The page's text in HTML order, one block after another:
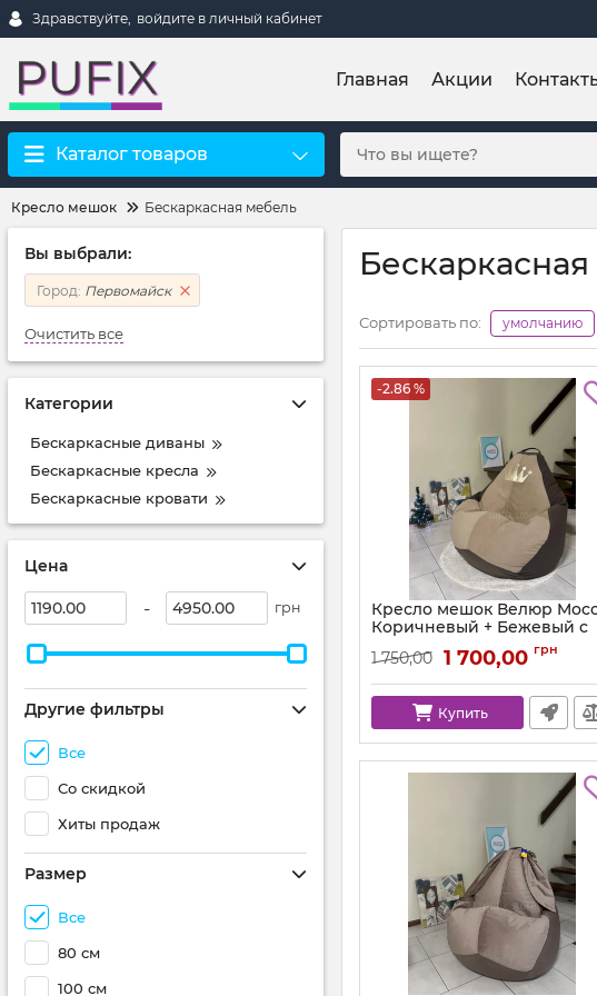
Здравствуйте, войдите в личный кабинет
Главная Акции
Каталог товаров
Кресло мешок Бескаркасная мебель
Вы выбрали:
Город: Первомайск
Очистить все
Категории
Бескаркасные диваны
Бескаркасные кресла
Бескаркасные кровати
Цена
- грн
Другие фильтры
Все
Со скидкой
Хиты продаж
Размер
Все
80 см
100 см
Сортировать по: умолчанию
-2.86 %
Кресло мешок Велюр
Коричневый + Бежевый с
аппликацией Корона
1 750,00 1 700,00 грн
Купить